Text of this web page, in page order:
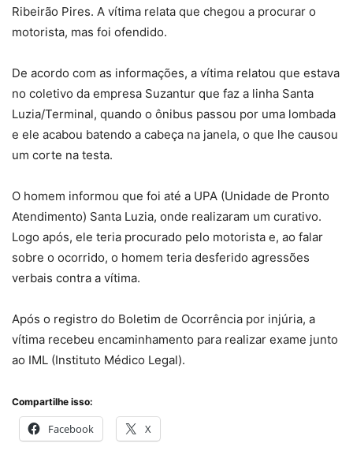
Ribeirão Pires. A vítima relata que chegou a procurar o
motorista, mas foi ofendido.
De acordo com as informações, a vítima relatou que estava
no coletivo da empresa Suzantur que faz a linha Santa
Luzia/Terminal, quando o ônibus passou por uma lombada
e ele acabou batendo a cabeça na janela, o que lhe causou
um corte na testa.
O homem informou que foi até a UPA (Unidade de Pronto
Atendimento) Santa Luzia, onde realizaram um curativo.
Logo após, ele teria procurado pelo motorista e, ao falar
sobre o ocorrido, o homem teria desferido agressões
verbais contra a vítima.
Após o registro do Boletim de Ocorrência por injúria, a
vítima recebeu encaminhamento para realizar exame junto
ao IML (Instituto Médico Legal).
Compartilhe isso:
Facebook X